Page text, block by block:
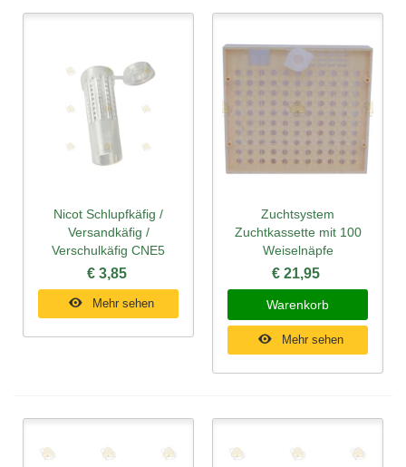
Nicot Schlupfkäfig /
Versandkäfig /
Verschulkäfig CNE5
€ 3,85
Mehr sehen
Zuchtsystem
Zuchtkassette mit 100
Weiselnäpfe
€ 21,95
Warenkorb
Mehr sehen